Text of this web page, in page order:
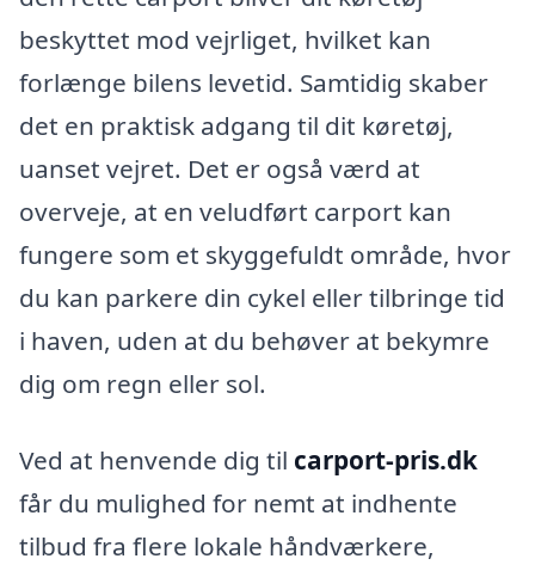
beskyttet mod vejrliget, hvilket kan
forlænge bilens levetid. Samtidig skaber
det en praktisk adgang til dit køretøj,
uanset vejret. Det er også værd at
overveje, at en veludført carport kan
fungere som et skyggefuldt område, hvor
du kan parkere din cykel eller tilbringe tid
i haven, uden at du behøver at bekymre
dig om regn eller sol.
Ved at henvende dig til carport-pris.dk
får du mulighed for nemt at indhente
tilbud fra flere lokale håndværkere,